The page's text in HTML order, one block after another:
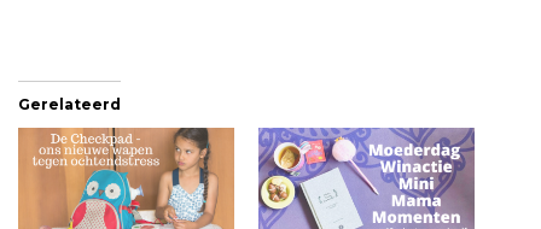
Gerelateerd